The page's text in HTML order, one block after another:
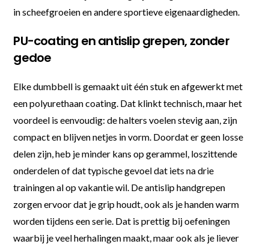
in scheefgroeien en andere sportieve eigenaardigheden.
PU-coating en antislip grepen, zonder
gedoe
Elke dumbbell is gemaakt uit één stuk en afgewerkt met
een polyurethaan coating. Dat klinkt technisch, maar het
voordeel is eenvoudig: de halters voelen stevig aan, zijn
compact en blijven netjes in vorm. Doordat er geen losse
delen zijn, heb je minder kans op gerammel, loszittende
onderdelen of dat typische gevoel dat iets na drie
trainingen al op vakantie wil. De antislip handgrepen
zorgen ervoor dat je grip houdt, ook als je handen warm
worden tijdens een serie. Dat is prettig bij oefeningen
waarbij je veel herhalingen maakt, maar ook als je liever